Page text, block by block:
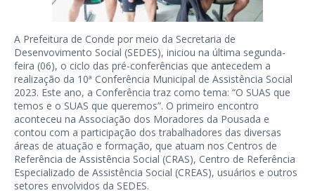
A Prefeitura de Conde por meio da Secretaria de
Desenvovimento Social (SEDES), iniciou na última segunda-
feira (06), o ciclo das pré-conferências que antecedem a
realização da 10ª Conferência Municipal de Assistência Social
2023. Este ano, a Conferência traz como tema: “O SUAS que
temos e o SUAS que queremos”. O primeiro encontro
aconteceu na Associação dos Moradores da Pousada e
contou com a participação dos trabalhadores das diversas
áreas de atuação e formação, que atuam nos Centros de
Referência de Assistência Social (CRAS), Centro de Referência
Especializado de Assistência Social (CREAS), usuários e outros
setores envolvidos da SEDES.